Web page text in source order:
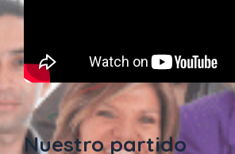
Nuestro partido